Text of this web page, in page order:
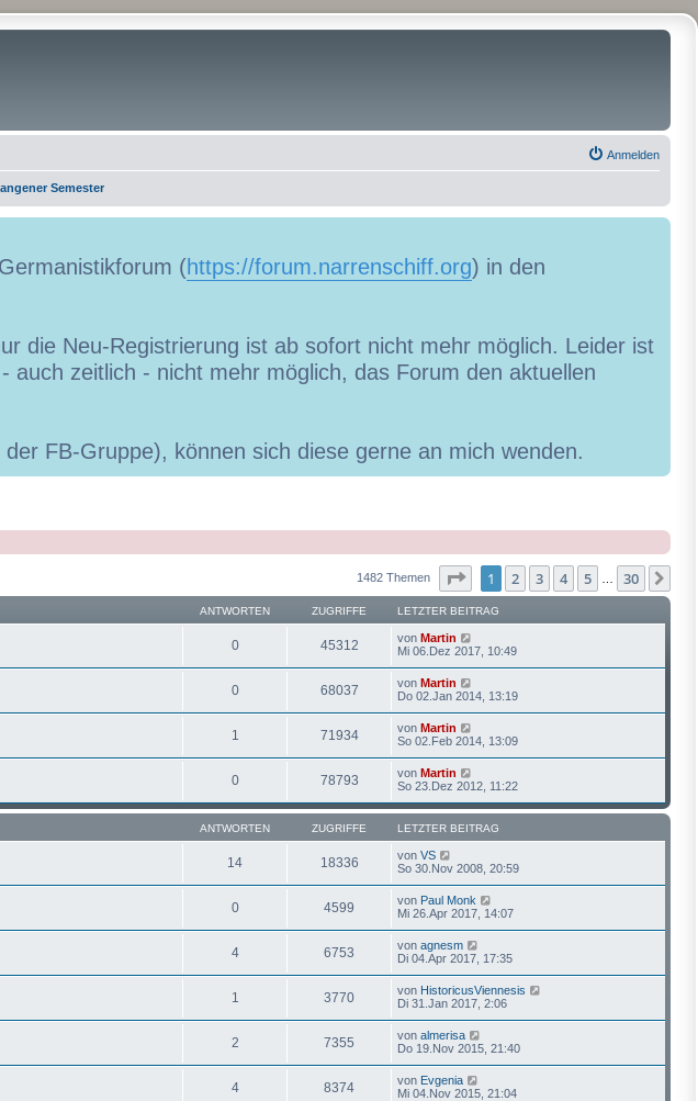
Anmelden
Semester
(https://forum.narrenschiff.org) in den
die Neu-Registrierung ist ab sofort nicht mehr möglich. Leider ist
zeitlich - nicht mehr möglich, das Forum den aktuellen
FB-Gruppe), können sich diese gerne an mich wenden.
1482 Themen Seite von30
1 2 3 4 5 30
ANTWORTEN ZUGRIFFE LETZTER BEITRAG
0 45312 von Martin
Mi 06.Dez 2017, 10:49
0 68037 von Martin
Do 02.Jan 2014, 13:19
1 71934 von Martin
So 02.Feb 2014, 13:09
0 78793 von Martin
So 23.Dez 2012, 11:22
ANTWORTEN ZUGRIFFE LETZTER BEITRAG
14 18336 von VS
So 30.Nov 2008, 20:59
0 4599 von Paul Monk
Mi 26.Apr 2017, 14:07
4 6753 von agnesm
Di 04.Apr 2017, 17:35
1 3770 von HistoricusViennesis
Di 31.Jan 2017, 2:06
2 7355 von almerisa
Do 19.Nov 2015, 21:40
4 8374 von Evgenia
Mi 04.Nov 2015, 21:04